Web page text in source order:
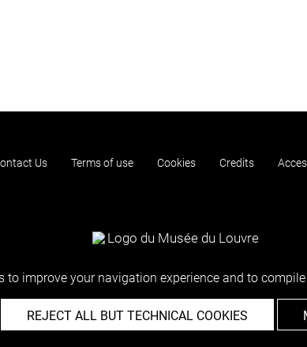
Us Terms of use Cookies Credits
to improve your navigation experience and to
REJECT ALL BUT TECHNICAL COOKIES